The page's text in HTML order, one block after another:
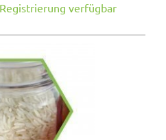
verfügbar